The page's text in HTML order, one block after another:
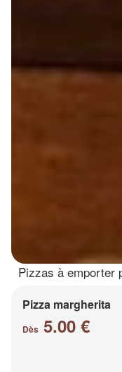
Pizzas à emporter
Pizza margherita
Dès 5.00 €